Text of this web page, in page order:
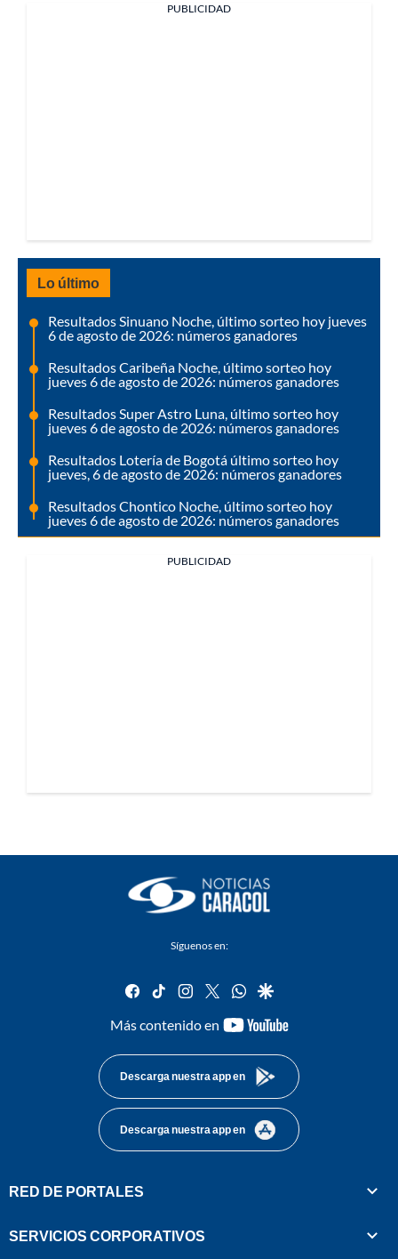
PUBLICIDAD
Lo último
Resultados Sinuano Noche, último sorteo hoy jueves
6 de agosto de 2026: números ganadores
Resultados Caribeña Noche, último sorteo hoy
jueves 6 de agosto de 2026: números ganadores
Resultados Super Astro Luna, último sorteo hoy
jueves 6 de agosto de 2026: números ganadores
Resultados Lotería de Bogotá último sorteo hoy
jueves, 6 de agosto de 2026: números ganadores
Resultados Chontico Noche, último sorteo hoy
jueves 6 de agosto de 2026: números ganadores
PUBLICIDAD
Síguenos en:
facebook
tiktok instagram
twitterwhatsapp
google
Más contenido en
youtube-
Descarga nuestra app en
Descarga nuestra app en
RED DE PORTALES
SERVICIOS CORPORATIVOS